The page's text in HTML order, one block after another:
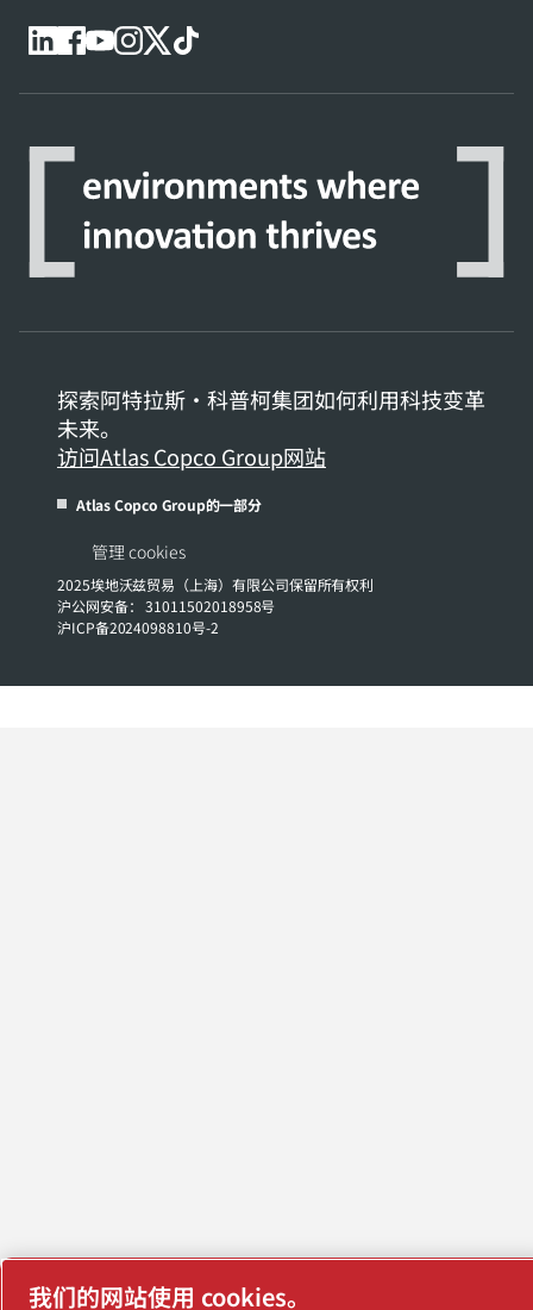
探索阿特拉斯·科普柯集团如何利用科技变革
未来。
访问Atlas Copco Group网站
Atlas Copco Group的一部分
2025埃地沃兹贸易（上海）有限公司保留所有权利
沪公网安备： 31011502018958号
沪ICP备2024098810号-2
管理 cookies
我们的网站使用 cookies。